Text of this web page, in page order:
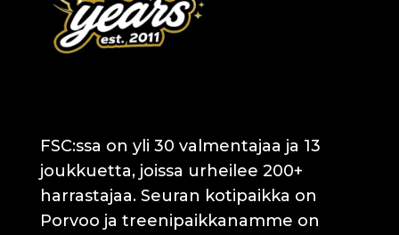
FSC:ssa on yli 30 valmentajaa ja 13
joukkuetta, joissa urheilee 200+
harrastajaa. Seuran kotipaikka on
Porvoo ja treenipaikkanamme on